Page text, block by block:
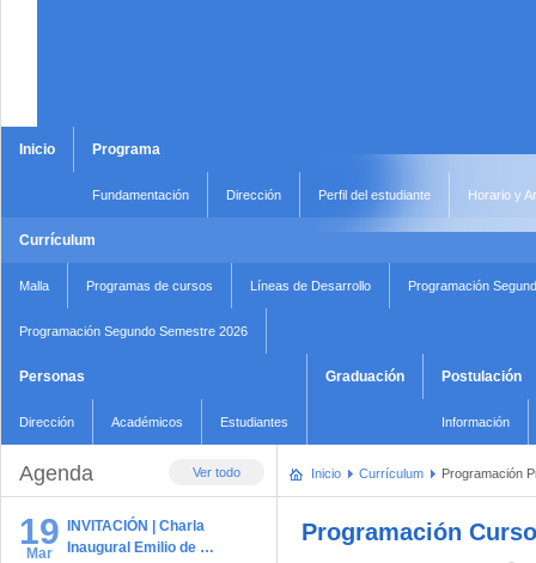
Inicio Programa
Fundamentación Dirección Perfil del estudiante Horario y
Currículum
Malla Programas de cursos Líneas de Desarrollo Programación
Programación Segundo Semestre 2026
Personas
Dirección Académicos Estudiantes
Graduación Postulación
Información
Ver todo
Agenda
19
Mar
INVITACIÓN | Charla
Inaugural Emilio de …
Inicio Currículum Programación
Programación